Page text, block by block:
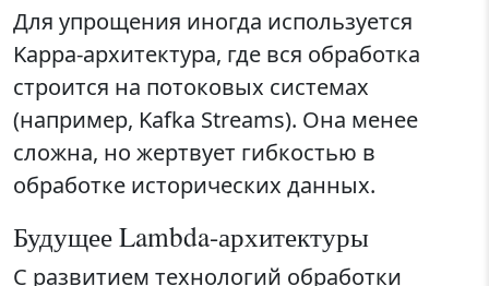
Для упрощения иногда используется
Kappa-архитектура, где вся обработка
строится на потоковых системах
(например, Kafka Streams). Она менее
сложна, но жертвует гибкостью в
обработке исторических данных.
Будущее Lambda-архитектуры
С развитием технологий обработки